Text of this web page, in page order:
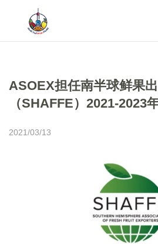
ASOEX担任南半球鲜果
（SHAFFE）2021-2023
2021/03/13